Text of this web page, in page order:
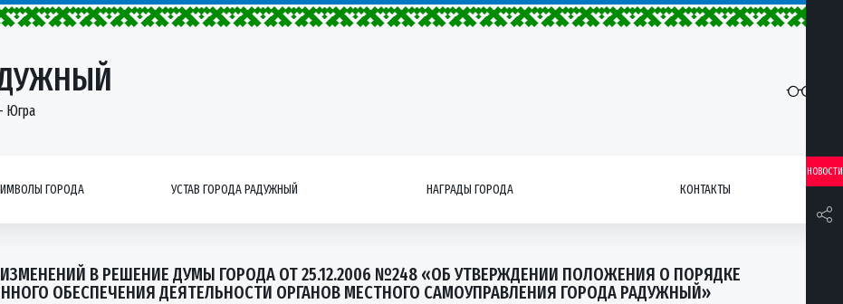
Югра
ГОРОДА УСТАВ ГОРОДА РАДУЖНЫЙ НАГРАДЫ ГОРОДА КОНТАКТЫ
НОВОСТИ
В РЕШЕНИЕ ДУМЫ ГОРОДА ОТ 25.12.2006 №248 «ОБ УТВЕРЖДЕНИИ ПОЛОЖЕНИЯ О ПОРЯДКЕ
ОБЕСПЕЧЕНИЯ ДЕЯТЕЛЬНОСТИ ОРГАНОВ МЕСТНОГО САМОУПРАВЛЕНИЯ ГОРОДА РАДУЖНЫЙ»